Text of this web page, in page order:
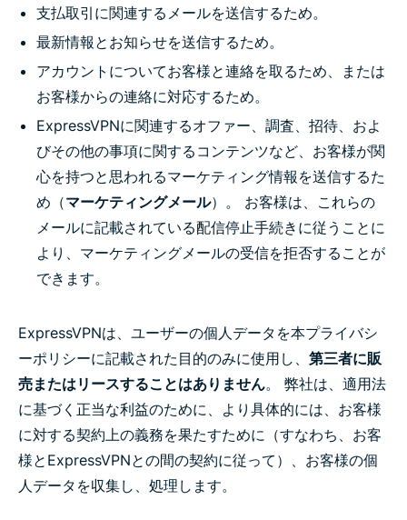
支払取引に関連するメールを送信するため。
最新情報とお知らせを送信するため。
アカウントについてお客様と連絡を取るため、または
お客様からの連絡に対応するため。
ExpressVPNに関連するオファー、調査、招待、およ
びその他の事項に関するコンテンツなど、お客様が関
心を持つと思われるマーケティング情報を送信するた
め（マーケティングメール）。 お客様は、これらの
メールに記載されている配信停止手続きに従うことに
より、マーケティングメールの受信を拒否することが
できます。
ExpressVPNは、ユーザーの個人データを本プライバシ
ーポリシーに記載された目的のみに使用し、 第三者に販
売またはリースすることはありません。 弊社は、適用法
に基づく正当な利益のために、より具体的には、お客様
に対する契約上の義務を果たすために（すなわち、お客
様とExpressVPNとの間の契約に従って）、お客様の個
人データを収集し、処理します。